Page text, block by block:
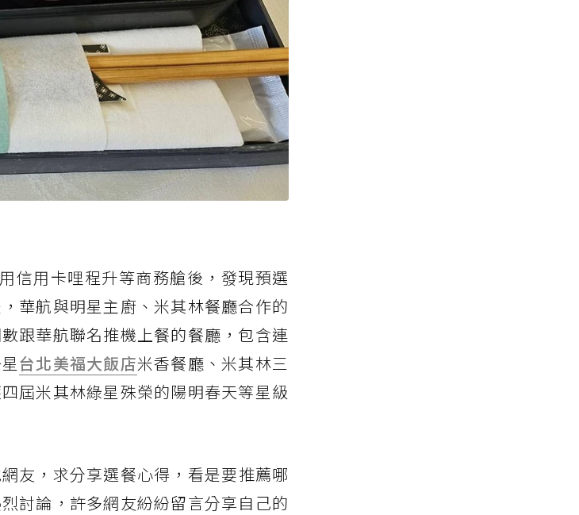
信用卡哩程升等商務艙後，發現預選
華航與明星主廚、米其林餐廳合作的
跟華航聯名推機上餐的餐廳，包含連
台北美福大飯店米香餐廳、米其林三
屆米其林綠星殊榮的陽明春天等星級
友，求分享選餐心得，看是要推薦哪
討論，許多網友紛紛留言分享自己的